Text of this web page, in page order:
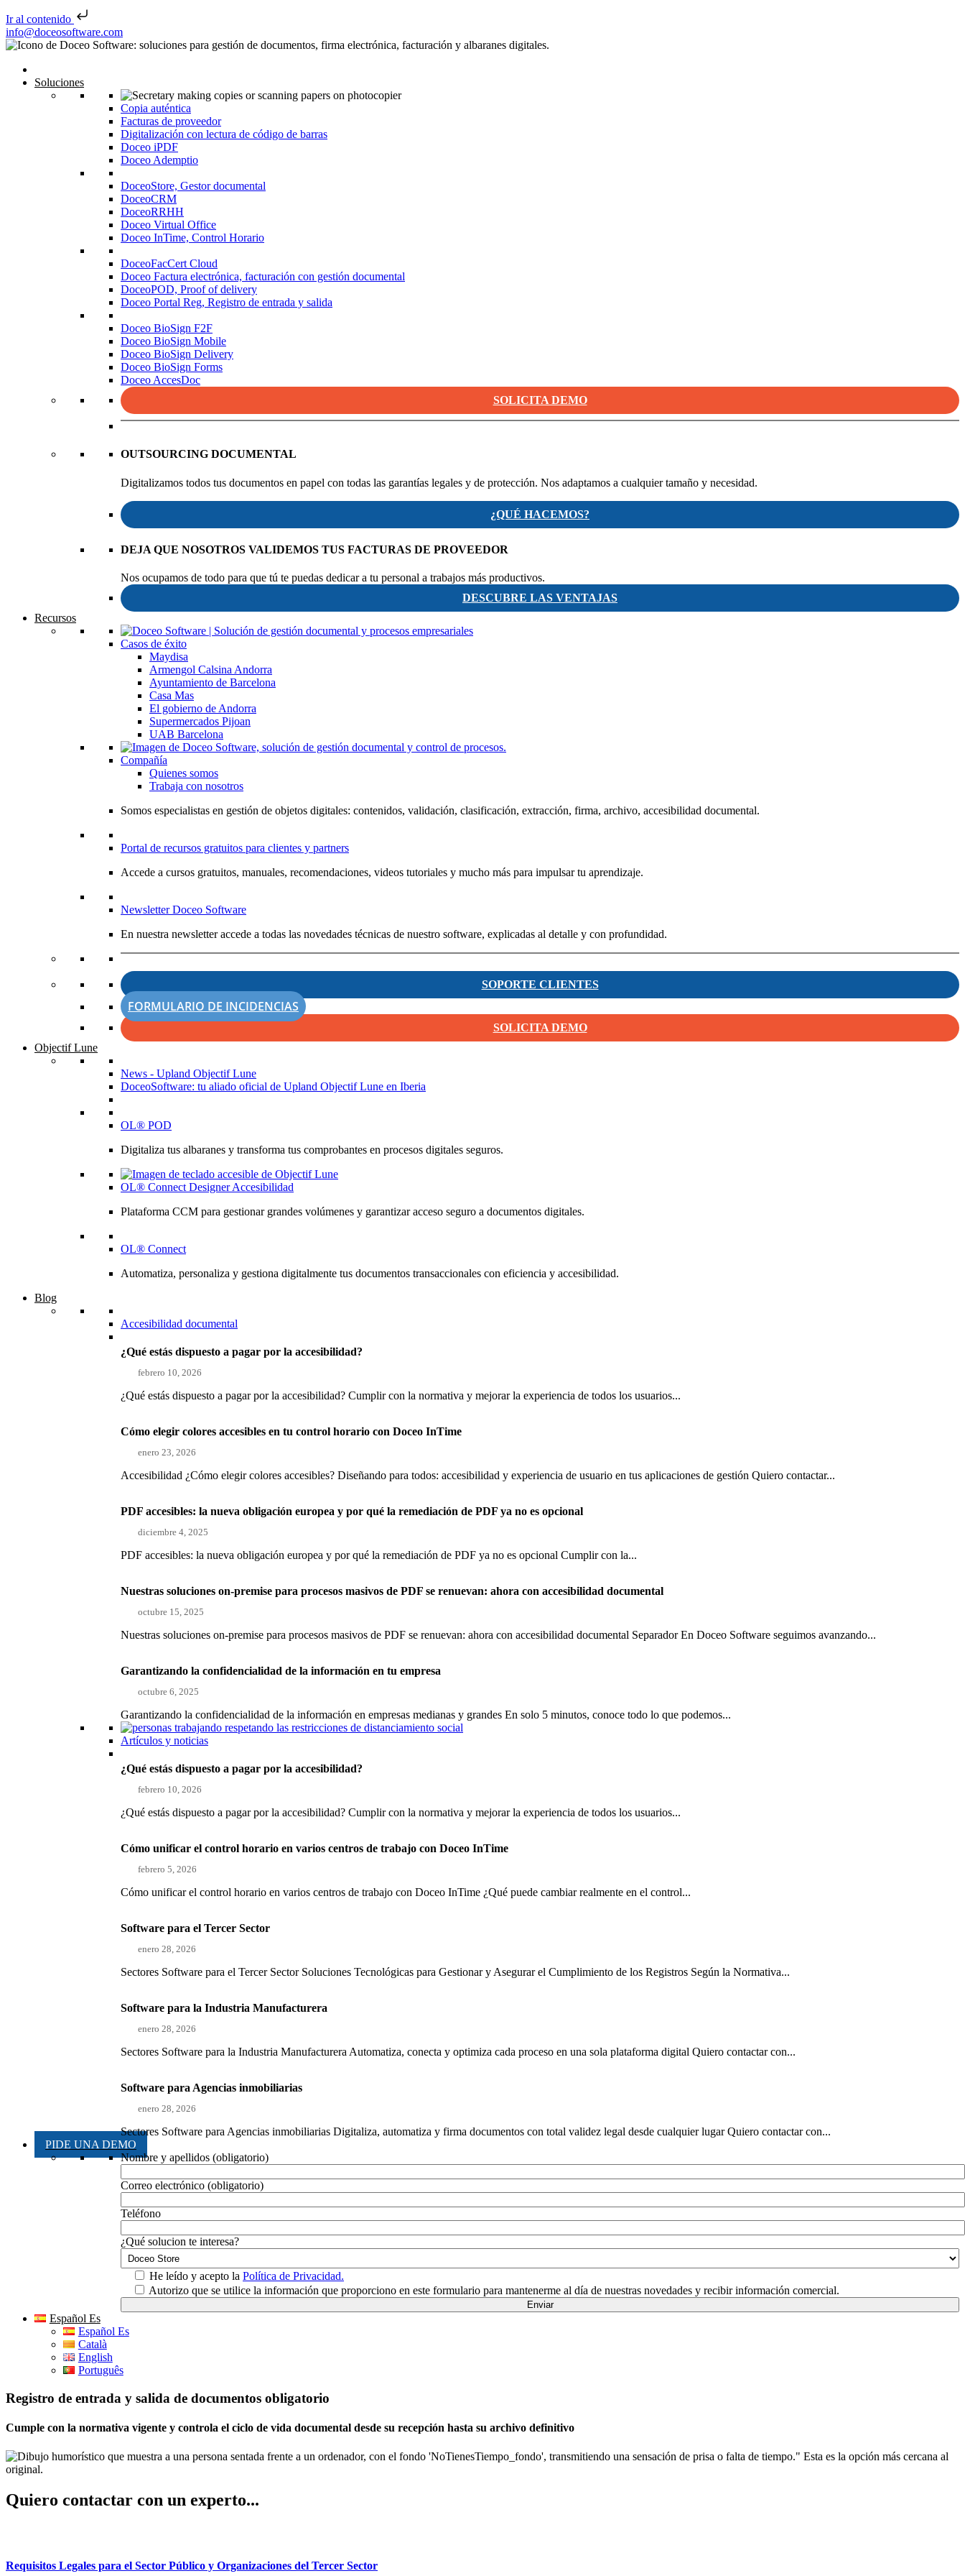
Ir al contenido
Saltar al contenido
info@doceosoftware.com
Soluciones
Copia auténtica
Facturas de proveedor
Digitalización con lectura de código de barras
Doceo iPDF
Doceo Ademptio
DoceoStore, Gestor documental
DoceoCRM
DoceoRRHH
Doceo Virtual Office
Doceo InTime, Control Horario
DoceoFacCert Cloud
Doceo Factura electrónica, facturación con gestión documental
DoceoPOD, Proof of delivery
Doceo Portal Reg, Registro de entrada y salida
Doceo BioSign F2F
Doceo BioSign Mobile
Doceo BioSign Delivery
Doceo BioSign Forms
Doceo AccesDoc
SOLICITA DEMO
OUTSOURCING DOCUMENTAL
Digitalizamos todos tus documentos en papel con todas las garantías legales y de protección. Nos adaptamos a cualquier tamaño y necesidad.
¿QUÉ HACEMOS?
DEJA QUE NOSOTROS VALIDEMOS TUS FACTURAS DE PROVEEDOR
Nos ocupamos de todo para que tú te puedas dedicar a tu personal a trabajos más productivos.
DESCUBRE LAS VENTAJAS
Recursos
Casos de éxito
Maydisa
Armengol Calsina Andorra
Ayuntamiento de Barcelona
Casa Mas
El gobierno de Andorra
Supermercados Pijoan
UAB Barcelona
Compañía
Quienes somos
Trabaja con nosotros
Somos especialistas en gestión de objetos digitales: contenidos, validación, clasificación, extracción, firma, archivo, accesibilidad documental.
Portal de recursos gratuitos para clientes y partners
Accede a cursos gratuitos, manuales, recomendaciones, videos tutoriales y mucho más para impulsar tu aprendizaje.
Newsletter Doceo Software
En nuestra newsletter accede a todas las novedades técnicas de nuestro software, explicadas al detalle y con profundidad.
SOPORTE CLIENTES
FORMULARIO DE INCIDENCIAS
SOLICITA DEMO
Objectif Lune
News - Upland Objectif Lune
DoceoSoftware: tu aliado oficial de Upland Objectif Lune en Iberia
OL® POD
Digitaliza tus albaranes y transforma tus comprobantes en procesos digitales seguros.
OL® Connect Designer Accesibilidad
Plataforma CCM para gestionar grandes volúmenes y garantizar acceso seguro a documentos digitales.
OL® Connect
Automatiza, personaliza y gestiona digitalmente tus documentos transaccionales con eficiencia y accesibilidad.
Blog
Accesibilidad documental
¿Qué estás dispuesto a pagar por la accesibilidad?
febrero 10, 2026
¿Qué estás dispuesto a pagar por la accesibilidad? Cumplir con la normativa y mejorar la experiencia de todos los usuarios...
Cómo elegir colores accesibles en tu control horario con Doceo InTime
enero 23, 2026
Accesibilidad ¿Cómo elegir colores accesibles? Diseñando para todos: accesibilidad y experiencia de usuario en tus aplicaciones de gestión Quiero contactar...
PDF accesibles: la nueva obligación europea y por qué la remediación de PDF ya no es opcional
diciembre 4, 2025
PDF accesibles: la nueva obligación europea y por qué la remediación de PDF ya no es opcional Cumplir con la...
Nuestras soluciones on-premise para procesos masivos de PDF se renuevan: ahora con accesibilidad documental
octubre 15, 2025
Nuestras soluciones on-premise para procesos masivos de PDF se renuevan: ahora con accesibilidad documental Separador En Doceo Software seguimos avanzando...
Garantizando la confidencialidad de la información en tu empresa
octubre 6, 2025
Garantizando la confidencialidad de la información en empresas medianas y grandes En solo 5 minutos, conoce todo lo que podemos...
Artículos y noticias
¿Qué estás dispuesto a pagar por la accesibilidad?
febrero 10, 2026
¿Qué estás dispuesto a pagar por la accesibilidad? Cumplir con la normativa y mejorar la experiencia de todos los usuarios...
Cómo unificar el control horario en varios centros de trabajo con Doceo InTime
febrero 5, 2026
Cómo unificar el control horario en varios centros de trabajo con Doceo InTime ¿Qué puede cambiar realmente en el control...
Software para el Tercer Sector
enero 28, 2026
Sectores Software para el Tercer Sector Soluciones Tecnológicas para Gestionar y Asegurar el Cumplimiento de los Registros Según la Normativa...
Software para la Industria Manufacturera
enero 28, 2026
Sectores Software para la Industria Manufacturera Automatiza, conecta y optimiza cada proceso en una sola plataforma digital Quiero contactar con...
Software para Agencias inmobiliarias
enero 28, 2026
Sectores Software para Agencias inmobiliarias Digitaliza, automatiza y firma documentos con total validez legal desde cualquier lugar Quiero contactar con...
PIDE UNA DEMO
Nombre y apellidos (obligatorio)
Correo electrónico (obligatorio)
Teléfono
¿Qué solucion te interesa?
He leído y acepto la Política de Privacidad.
Autorizo que se utilice la información que proporciono en este formulario para mantenerme al día de nuestras novedades y recibir información comercial.
Español Es
Español Es
Català
English
Português
Registro de entrada y salida de documentos obligatorio
Cumple con la normativa vigente y controla el ciclo de vida documental desde su recepción hasta su archivo definitivo
Quiero contactar con un experto...
Requisitos Legales para el Sector Público y Organizaciones del Tercer Sector